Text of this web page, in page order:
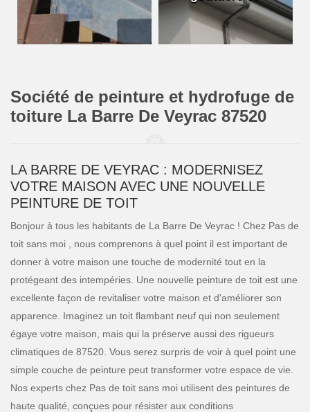
Société de peinture et hydrofuge de
toiture La Barre De Veyrac 87520
LA BARRE DE VEYRAC : MODERNISEZ
VOTRE MAISON AVEC UNE NOUVELLE
PEINTURE DE TOIT
Bonjour à tous les habitants de La Barre De Veyrac ! Chez Pas de
toit sans moi , nous comprenons à quel point il est important de
donner à votre maison une touche de modernité tout en la
protégeant des intempéries. Une nouvelle peinture de toit est une
excellente façon de revitaliser votre maison et d'améliorer son
apparence. Imaginez un toit flambant neuf qui non seulement
égaye votre maison, mais qui la préserve aussi des rigueurs
climatiques de 87520. Vous serez surpris de voir à quel point une
simple couche de peinture peut transformer votre espace de vie.
Nos experts chez Pas de toit sans moi utilisent des peintures de
haute qualité, conçues pour résister aux conditions